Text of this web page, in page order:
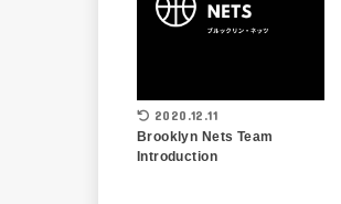
2020.12.11
Brooklyn Nets Team
Introduction